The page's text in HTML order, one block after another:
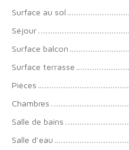
Surface au sol
Séjour
Surface balcon
Surface terrasse
Pièces
Chambres
Salle de bains
Salle d'eau